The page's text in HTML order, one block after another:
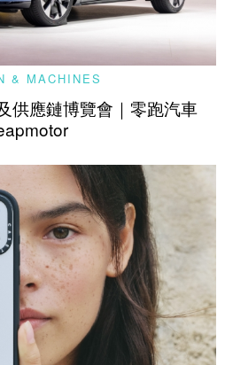
& MACHINES
供應鏈博覽會｜零跑汽車